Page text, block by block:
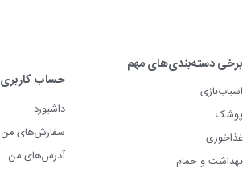
برخی دسته‌بندی‌های مهم
اسباب‌بازی
پوشک
غذاخوری
بهداشت و حمام
حساب کاربری
داشبورد
سفارش‌های من
آدرس‌های من